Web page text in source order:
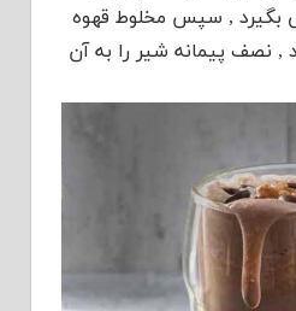
بگیرد , سپس مخلوط قهوه
, نصف پیمانه شیر را به آن